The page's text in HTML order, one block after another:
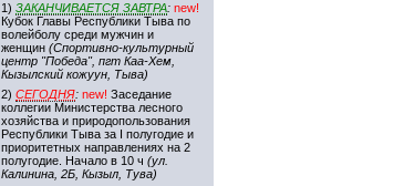
1) ЗАКАНЧИВАЕТСЯ ЗАВТРА: new!
Кубок Главы Республики Тыва по
волейболу среди мужчин и
женщин (Спортивно-культурный
центр "Победа", пгт Каа-Хем,
Кызылский кожуун, Тыва)
2) СЕГОДНЯ: new! Заседание
коллегии Министерства лесного
хозяйства и природопользования
Республики Тыва за I полугодие и
приоритетных направлениях на 2
полугодие. Начало в 10 ч (ул.
Калинина, 2Б, Кызыл, Тува)